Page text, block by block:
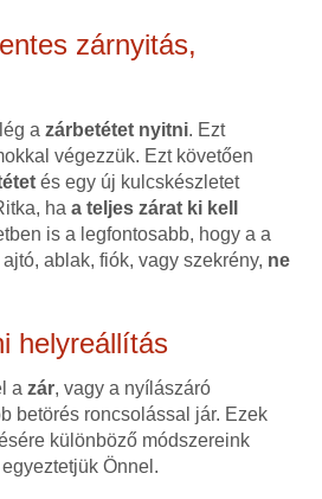
zárnyitás,
a zárbetétet nyitni. Ezt
végezzük. Ezt követően
és egy új kulcskészletet
ha a teljes zárat ki kell
is a legfontosabb, hogy a a
ablak, fiók, vagy szekrény, ne
helyreállítás
a zár, vagy a nyílászáró
betörés roncsolással jár. Ezek
különböző módszereink
Önnel.